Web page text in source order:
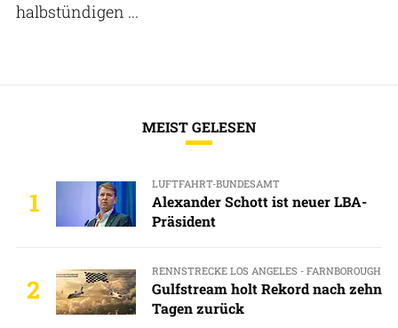
halbstündigen ...
MEIST GELESEN
1
LUFTFAHRT-BUNDESAMT
Alexander Schott ist neuer LBA-
Präsident
2
RENNSTRECKE LOS ANGELES - FARNBOROUGH
Gulfstream holt Rekord nach zehn
Tagen zurück